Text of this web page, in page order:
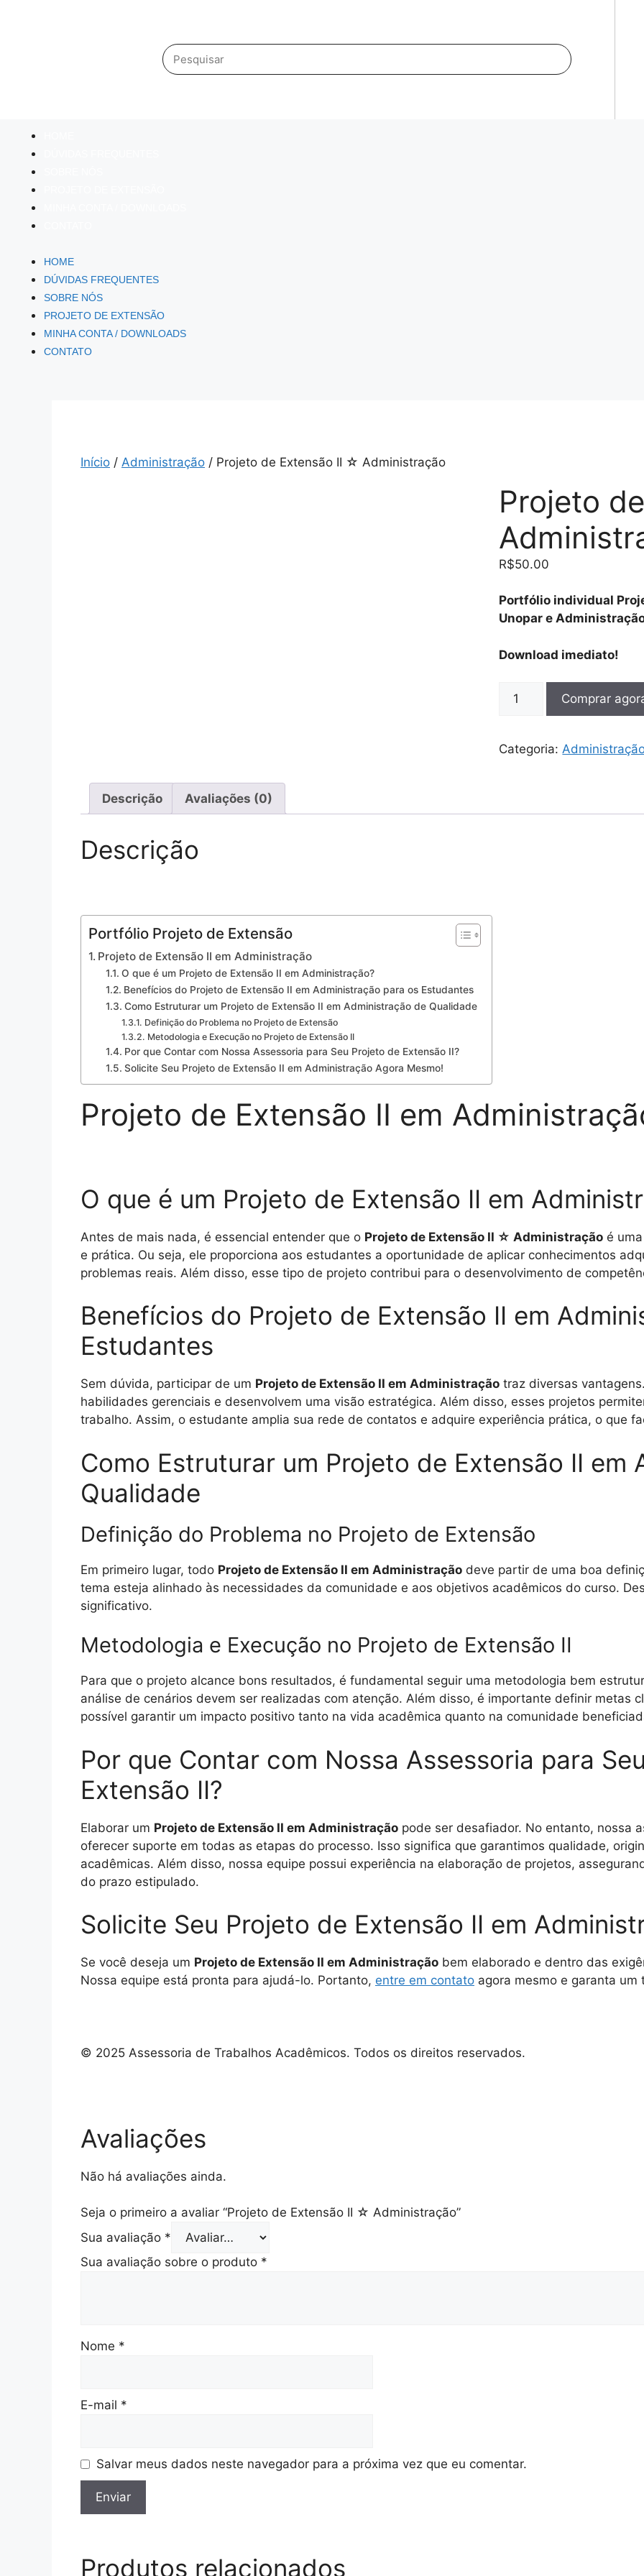
HOME
DÚVIDAS FREQUENTES
SOBRE NÓS
PROJETO DE EXTENSÃO
MINHA CONTA / DOWNLOADS
CONTATO
Início / Administração / Projeto de Extensão II ☆ Administração
Projeto
R$50.00
Portfólio individual
Unopar e
Download imediato!
Comprar
Categoria:
Descrição Avaliações (0)
Descrição
Portfólio Projeto de Extensão
Projeto de Extensão II em Administração
O que é um Projeto de Extensão II em Administração?
Benefícios do Projeto de Extensão II em Administração para os Estudantes
Como Estruturar um Projeto de Extensão II em Administração de Qualidade
Definição do Problema no Projeto de Extensão
Metodologia e Execução no Projeto de Extensão II
Por que Contar com Nossa Assessoria para Seu Projeto de Extensão II?
Solicite Seu Projeto de Extensão II em Administração Agora Mesmo!
Projeto de Extensão II em
O que é um Projeto de Extensão II em
Antes de mais nada, é essencial entender que o Projeto de Extensão II ☆ Administração é
e prática. Ou seja, ele proporciona aos estudantes a oportunidade de aplicar conhecimentos
problemas reais. Além disso, esse tipo de projeto contribui para o desenvolvimento de
Benefícios do Projeto de Extensão II em
Estudantes
Sem dúvida, participar de um Projeto de Extensão II em Administração traz diversas
habilidades gerenciais e desenvolvem uma visão estratégica. Além disso, esses projetos
trabalho. Assim, o estudante amplia sua rede de contatos e adquire experiência prática, o que
Como Estruturar um Projeto de Extensão II em
Qualidade
Definição do Problema no Projeto de Extensão
Em primeiro lugar, todo Projeto de Extensão II em Administração deve partir de uma boa
tema esteja alinhado às necessidades da comunidade e aos objetivos acadêmicos do curso.
significativo.
Metodologia e Execução no Projeto de Extensão II
Para que o projeto alcance bons resultados, é fundamental seguir uma metodologia bem
análise de cenários devem ser realizadas com atenção. Além disso, é importante definir metas
possível garantir um impacto positivo tanto na vida acadêmica quanto na comunidade
Por que Contar com Nossa Assessoria para
Extensão II?
Elaborar um Projeto de Extensão II em Administração pode ser desafiador. No entanto, nossa
oferecer suporte em todas as etapas do processo. Isso significa que garantimos qualidade,
acadêmicas. Além disso, nossa equipe possui experiência na elaboração de projetos,
do prazo estipulado.
Solicite Seu Projeto de Extensão II em
Se você deseja um Projeto de Extensão II em Administração bem elaborado e dentro das
Nossa equipe está pronta para ajudá-lo. Portanto, entre em contato agora mesmo e garanta
© 2025 Assessoria de Trabalhos Acadêmicos. Todos os direitos reservados.
Avaliações
Não há avaliações ainda.
Seja o primeiro a avaliar “Projeto de Extensão II ☆ Administração”
Sua avaliação *
Sua avaliação sobre o produto *
Nome *
E-mail *
Salvar meus dados neste navegador para a próxima vez que eu comentar.
Produtos relacionados